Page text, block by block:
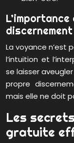
discernement
La voyance n’est
l’intuition et
se laisser
propre
mais elle ne doit
Les
gratuite